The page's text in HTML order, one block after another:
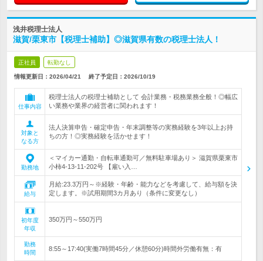
浅井税理士法人
滋賀/栗東市【税理士補助】◎滋賀県有数の税理士法人！
正社員 転勤なし
情報更新日：2026/04/21 終了予定日： 2026/10/19
仕事内容
税理士法人の税理士補助として 会計業務・税務業務全般！◎幅広
い業務や業界の経営者に関われます！
対象と
なる方
法人決算申告・確定申告・年末調整等の実務経験を3年以上お持
ちの方！◎実務経験を活かせます！
勤務地
＜マイカー通勤・自転車通勤可／無料駐車場あり＞ 滋賀県栗東市
小柿4-13-11-202号 【雇い入…
給与
月給:23.3万円～※経験・年齢・能力などを考慮して、給与額を決
定します。※試用期間3カ月あり（条件に変更なし）
初年度
年収
350万円～550万円
勤務
時間
8:55～17:40(実働7時間45分／休憩60分)時間外労働有無：有